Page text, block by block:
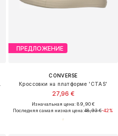
ПРЕДЛОЖЕНИЕ
CONVERSE
Кроссовки на платформе 'CTAS'
27,96 €
Изначальная цена: 89,90 €
Последняя самая низкая цена:48,93 €-42%